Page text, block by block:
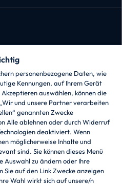
S.r.I. - mit
Via Comolli 57 -
- VERWALTUNGSSITZE:
- 20861 Brugherio (MB)
Vimercate (MB) - Italien
+39.039.2086.237 -
EUR voll eingezahlt -
personenbezogene Daten, wie
Kennungen, auf Ihrem Gerät
auswählen, können die
und unsere Partner verarbeiten
genannten Zwecke
Alle ablehnen oder durch Widerruf
deaktiviert. Wenn
möglicherweise Inhalte und
sind. Sie können dieses Menü
Auswahl zu ändern oder Ihre
auf den Link Zwecke anzeigen
Wahl wirkt sich auf unsere/n